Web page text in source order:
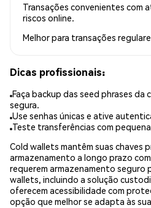
Transações convenientes com
riscos online.
Melhor para transações
Dicas profissionais:
Faça backup das seed phrases da
segura.
Use senhas únicas e ative
Teste transferências com
Cold wallets mantêm suas chaves
armazenamento a longo prazo
requerem armazenamento seguro
wallets, incluindo a solução
oferecem acessibilidade com
opção que melhor se adapta às